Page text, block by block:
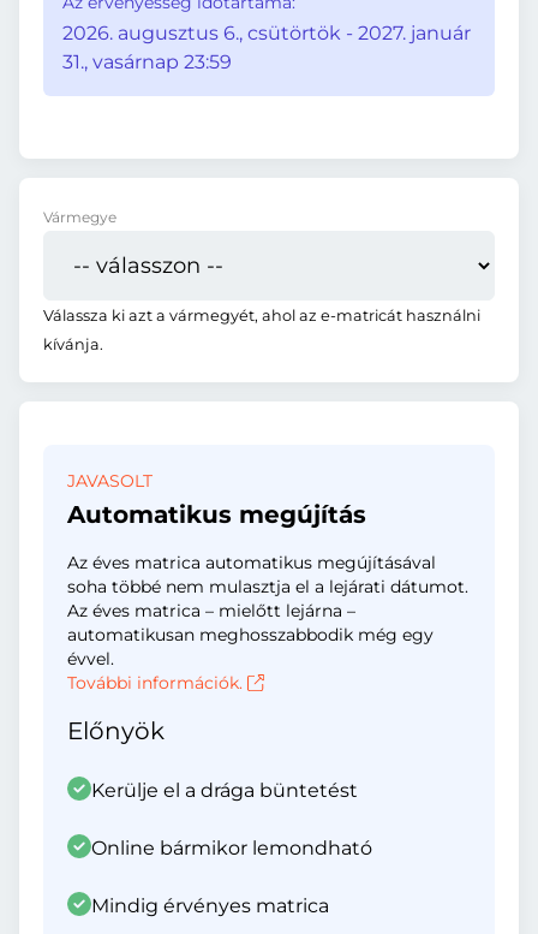
2026. augusztus 6., csütörtök - 2027. január
31., vasárnap 23:59
Vármegye
Válassza ki azt a vármegyét, ahol az e-matricát használni
kívánja.
JAVASOLT
Automatikus megújítás
Az éves matrica automatikus megújításával
soha többé nem mulasztja el a lejárati dátumot.
Az éves matrica – mielőtt lejárna –
automatikusan meghosszabbodik még egy
évvel.
További információk.
Előnyök
Kerülje el a drága büntetést
Online bármikor lemondható
Mindig érvényes matrica